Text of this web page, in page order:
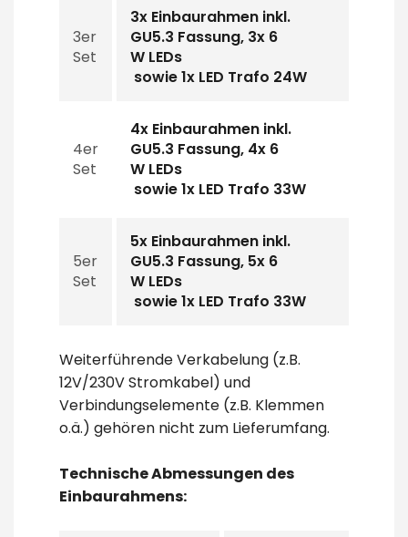
3er
Set
3x Einbaurahmen inkl.
GU5.3 Fassung, 3x 6
W LEDs
sowie 1x LED Trafo 24W
4er
Set
4x Einbaurahmen inkl.
GU5.3 Fassung, 4x 6
W LEDs
sowie 1x LED Trafo 33W
5er
Set
5x Einbaurahmen inkl.
GU5.3 Fassung, 5x 6
W LEDs
sowie 1x LED Trafo 33W
Weiterführende Verkabelung (z.B.
12V/230V Stromkabel) und
Verbindungselemente (z.B. Klemmen
o.ä.) gehören nicht zum Lieferumfang.
Technische Abmessungen des
Einbaurahmens: